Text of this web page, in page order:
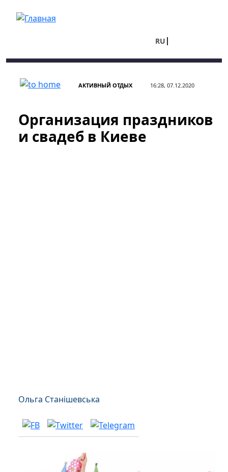
RU
АКТИВНЫЙ ОТДЫХ 16:28, 07.12.2020
Организация праздников
и свадеб в Киеве
Ольга Станішевська